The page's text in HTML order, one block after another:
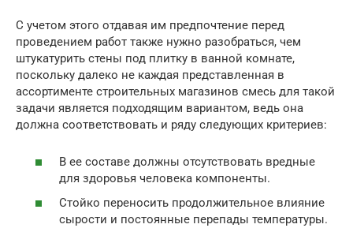
С учетом этого отдавая им предпочтение перед
проведением работ также нужно разобраться, чем
штукатурить стены под плитку в ванной комнате,
поскольку далеко не каждая представленная в
ассортименте строительных магазинов смесь для такой
задачи является подходящим вариантом, ведь она
должна соответствовать и ряду следующих критериев:
В ее составе должны отсутствовать вредные
для здоровья человека компоненты.
Стойко переносить продолжительное влияние
сырости и постоянные перепады температуры.